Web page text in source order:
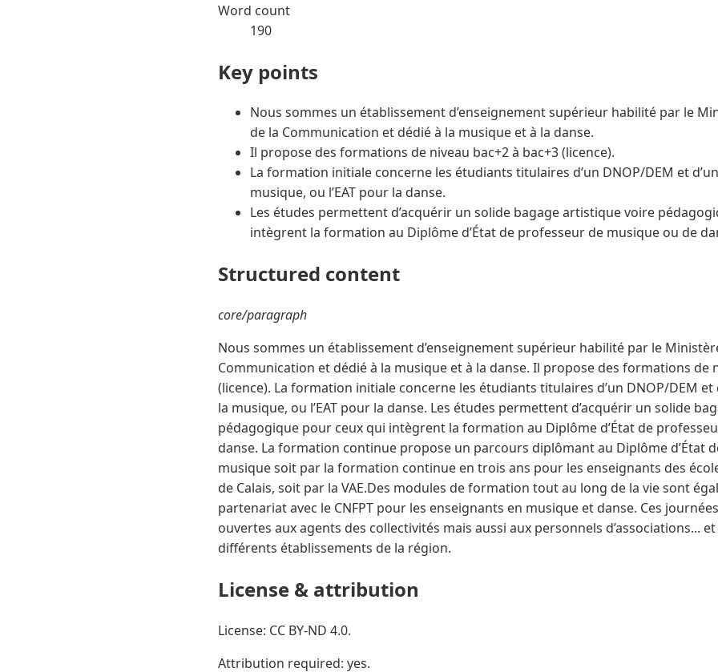
Word count
190
Key points
Nous sommes un établissement d’enseignement supérieur habilité par le
de la Communication et dédié à la musique et à la danse.
Il propose des formations de niveau bac+2 à bac+3 (licence).
La formation initiale concerne les étudiants titulaires d’un DNOP/DEM et
musique, ou l’EAT pour la danse.
Les études permettent d’acquérir un solide bagage artistique voire
intègrent la formation au Diplôme d’État de professeur de musique ou de
Structured content
core/paragraph
Nous sommes un établissement d’enseignement supérieur habilité par le
Communication et dédié à la musique et à la danse. Il propose des formations de
(licence). La formation initiale concerne les étudiants titulaires d’un DNOP/DEM
la musique, ou l’EAT pour la danse. Les études permettent d’acquérir un solide
pédagogique pour ceux qui intègrent la formation au Diplôme d’État de
danse. La formation continue propose un parcours diplômant au Diplôme d’État
musique soit par la formation continue en trois ans pour les enseignants des
de Calais, soit par la VAE.Des modules de formation tout au long de la vie sont
partenariat avec le CNFPT pour les enseignants en musique et danse. Ces
ouvertes aux agents des collectivités mais aussi aux personnels d’associations...
différents établissements de la région.
License & attribution
License: CC BY-ND 4.0.
Attribution required: yes.